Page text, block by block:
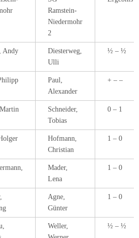
Ramstein-
Niedermohr
2
Andy
Diesterweg,
Ulli
½ – ½
Paul,
Alexander
+ – –
Schneider,
Tobias
0 – 1
Hofmann,
Christian
1 – 0
Mader,
Lena
1 – 0
Agne,
Günter
1 – 0
Weller,
½ – ½